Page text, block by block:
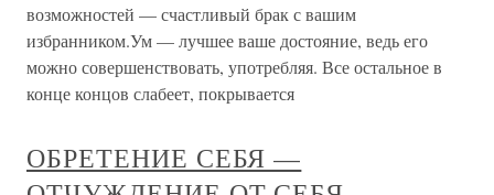
возможностей — счастливый брак с вашим
избранником.Ум — лучшее ваше достояние, ведь его
можно совершенствовать, употребляя. Все остальное в
конце концов слабеет, покрывается
ОБРЕТЕНИЕ СЕБЯ —